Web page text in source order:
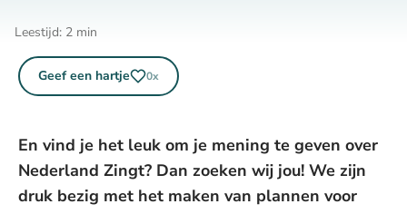
Leestijd: 2 min
Geef een hartje 0x
En vind je het leuk om je mening te geven over
Nederland Zingt? Dan zoeken wij jou! We zijn
druk bezig met het maken van plannen voor